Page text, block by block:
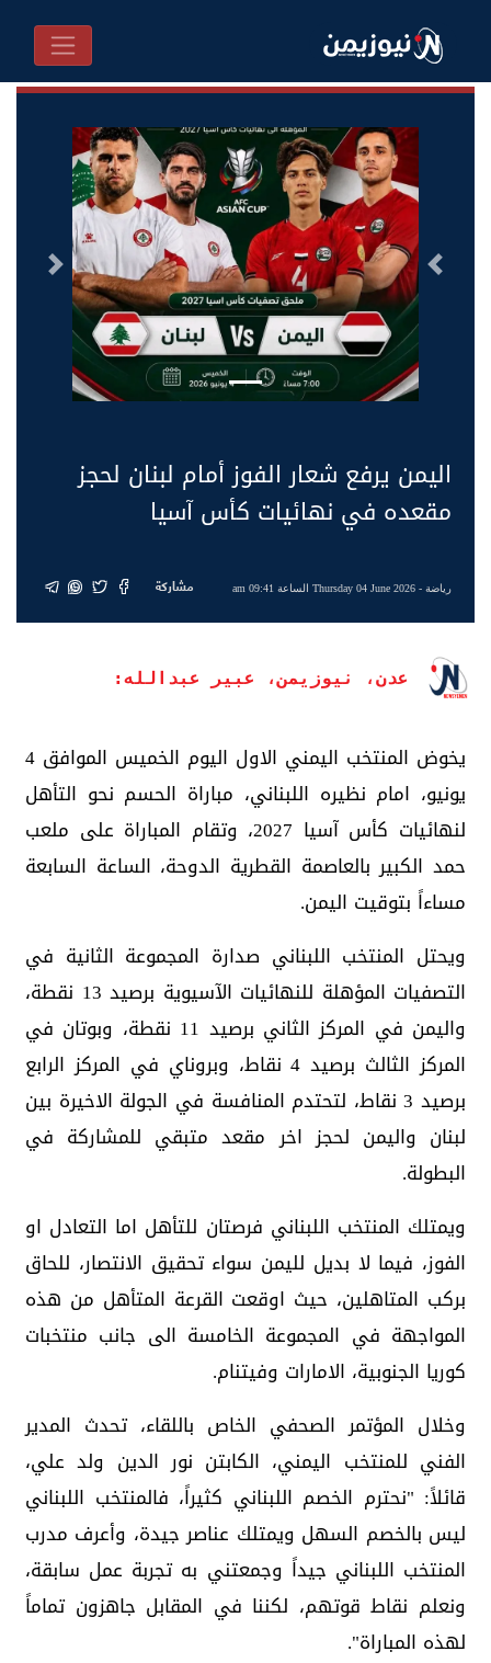
السابق التالى
اليمن يرفع شعار الفوز أمام لبنان لحجز
مقعده في نهائيات كأس آسيا
رياضة- Thursday 04 June 2026 الساعة 09:41 am مشاركة
عدن، نيوزيمن، عبير عبدالله:
يخوض المنتخب اليمني الاول اليوم الخميس الموافق 4
يونيو، امام نظيره اللبناني، مباراة الحسم نحو التأهل
لنهائيات كأس آسيا 2027، وتقام المباراة على ملعب
حمد الكبير بالعاصمة القطرية الدوحة، الساعة السابعة
مساءاً بتوقيت اليمن.
ويحتل المنتخب اللبناني صدارة المجموعة الثانية في
التصفيات المؤهلة للنهائيات الآسيوية برصيد 13 نقطة،
واليمن في المركز الثاني برصيد 11 نقطة، وبوتان في
المركز الثالث برصيد 4 نقاط، وبروناي في المركز الرابع
برصيد 3 نقاط، لتحتدم المنافسة في الجولة الاخيرة بين
لبنان واليمن لحجز اخر مقعد متبقي للمشاركة في
البطولة.
ويمتلك المنتخب اللبناني فرصتان للتأهل اما التعادل او
الفوز، فيما لا بديل لليمن سواء تحقيق الانتصار، للحاق
بركب المتاهلين، حيث اوقعت القرعة المتأهل من هذه
المواجهة في المجموعة الخامسة الى جانب منتخبات
كوريا الجنوبية، الامارات وفيتنام.
وخلال المؤتمر الصحفي الخاص باللقاء، تحدث المدير
الفني للمنتخب اليمني، الكابتن نور الدين ولد علي،
قائلاً: "نحترم الخصم اللبناني كثيراً، فالمنتخب اللبناني
ليس بالخصم السهل ويمتلك عناصر جيدة، وأعرف مدرب
المنتخب اللبناني جيداً وجمعتني به تجربة عمل سابقة،
ونعلم نقاط قوتهم، لكننا في المقابل جاهزون تماماً
لهذه المباراة".